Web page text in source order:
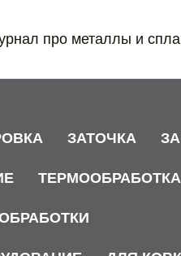
про металлы и
ЗАТОЧКА
ТЕРМООБРАБОТКА